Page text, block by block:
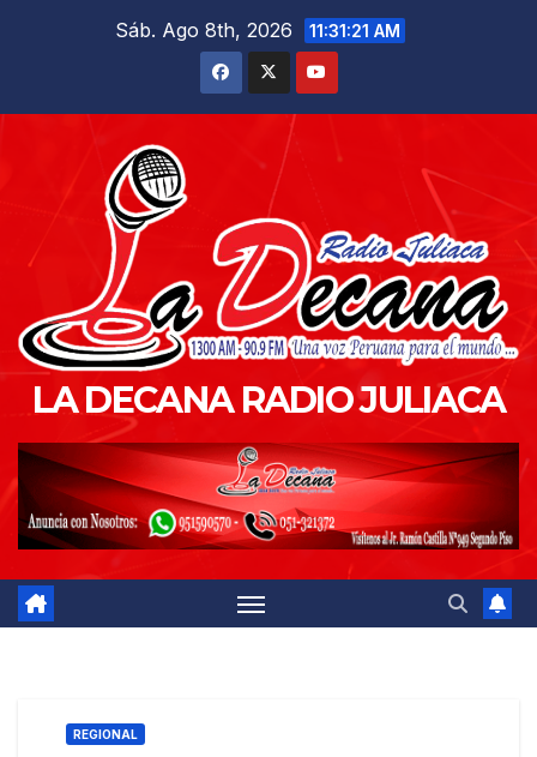
Sáb. Ago 8th, 2026 11:31:23 AM
LA DECANA RADIO JULIACA
REGIONAL